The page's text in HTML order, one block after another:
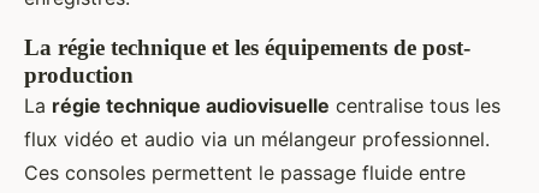
La régie technique et les équipements de post-
production
La régie technique audiovisuelle centralise tous les
flux vidéo et audio via un mélangeur professionnel.
Ces consoles permettent le passage fluide entre